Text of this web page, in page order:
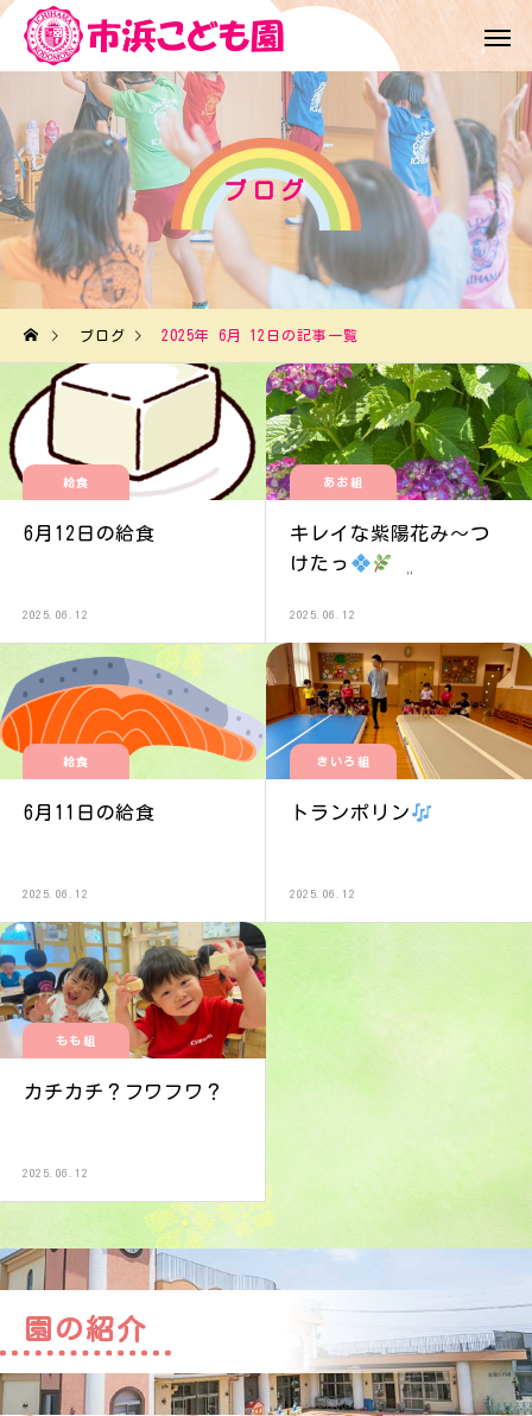
ブログ
ブログ 2025年 6月 12日の記事一覧
給食
6月12日の給食
2025.06.12
あお組
キレイな紫陽花み〜つ
けたっ
2025.06.12
給食
6月11日の給食
2025.06.12
きいろ組
トランポリン
2025.06.12
もも組
カチカチ？フワフワ？
2025.06.12
園の紹介